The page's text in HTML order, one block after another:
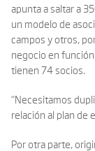
apunta a saltar a
un modelo de
campos y otros,
negocio en
tienen 74 socios.
“Necesitamos
relación al plan de
Por otra parte,